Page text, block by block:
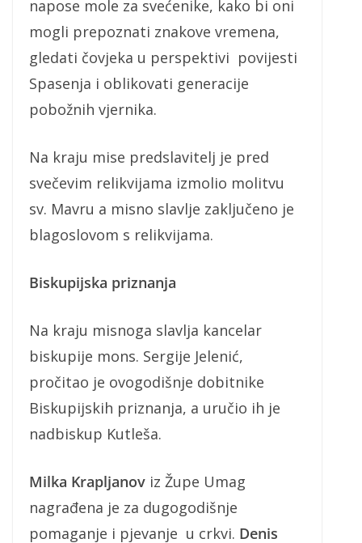
napose mole za svećenike, kako bi oni
mogli prepoznati znakove vremena,
gledati čovjeka u perspektivi povijesti
Spasenja i oblikovati generacije
pobožnih vjernika.
Na kraju mise predslavitelj je pred
svečevim relikvijama izmolio molitvu
sv. Mavru a misno slavlje zaključeno je
blagoslovom s relikvijama.
Biskupijska priznanja
Na kraju misnoga slavlja kancelar
biskupije mons. Sergije Jelenić,
pročitao je ovogodišnje dobitnike
Biskupijskih priznanja, a uručio ih je
nadbiskup Kutleša.
Milka Krapljanov iz Župe Umag
nagrađena je za dugogodišnje
pomaganje i pjevanje u crkvi. Denis